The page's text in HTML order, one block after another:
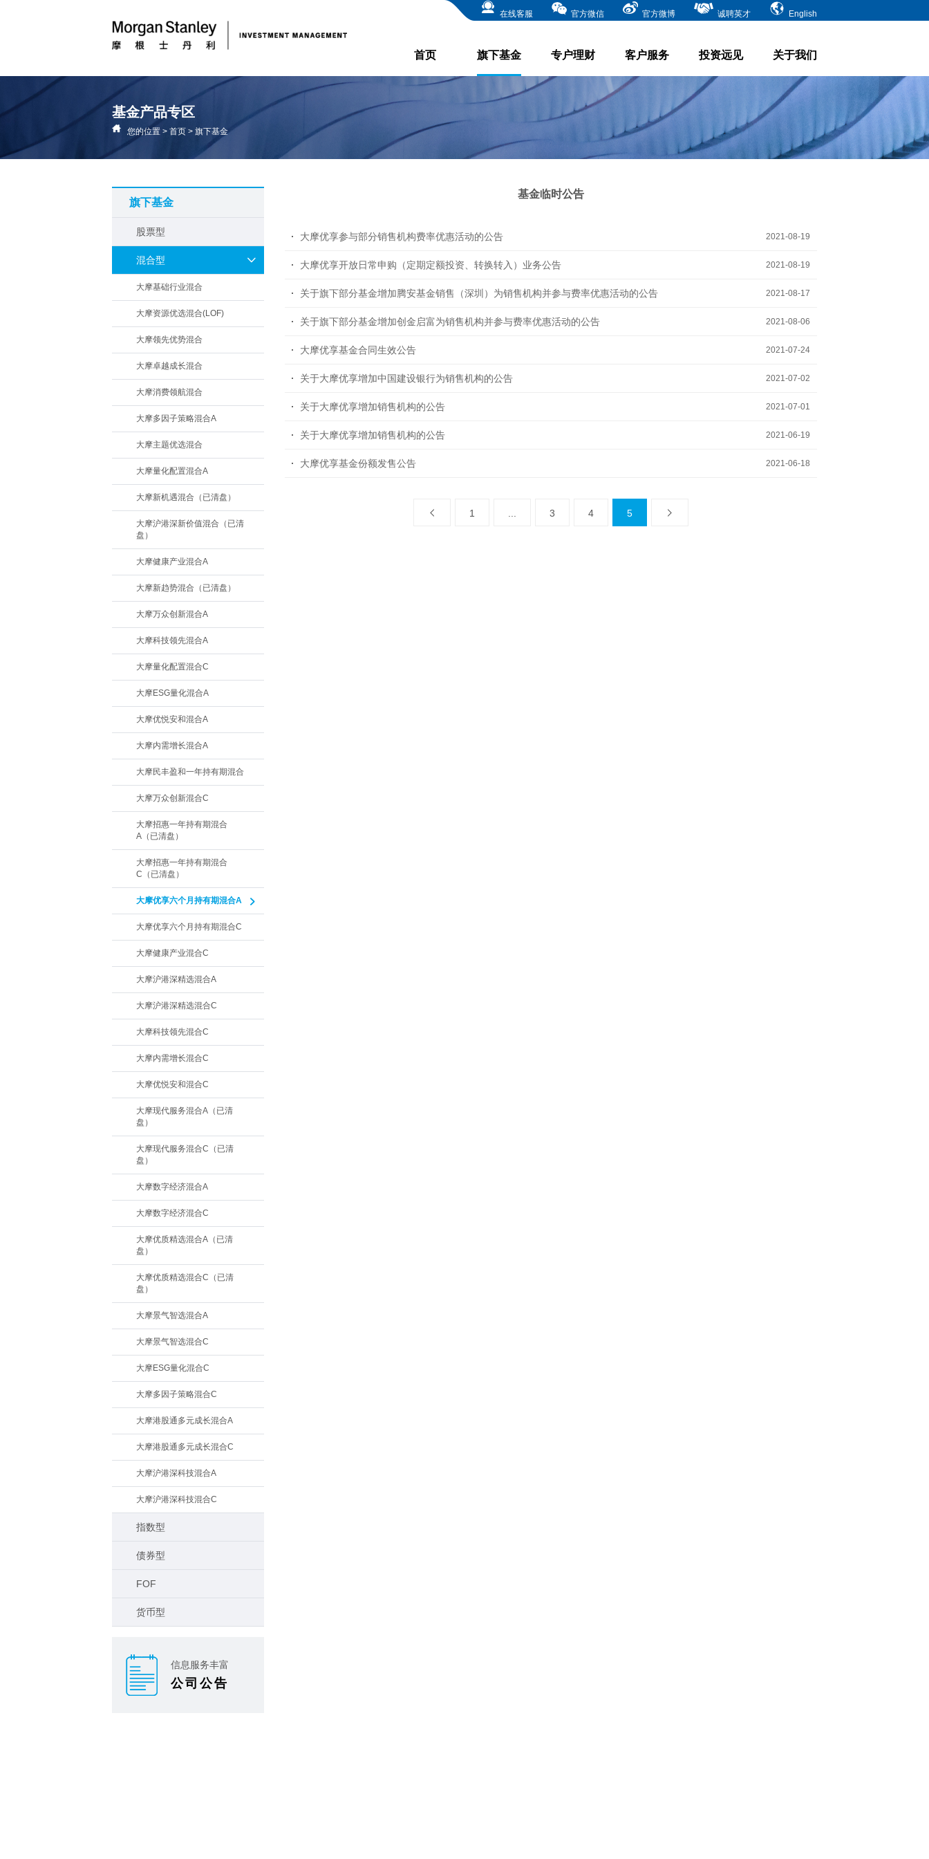
在线客服 官方微信 官方微博 诚聘英才 English
首页 旗下基金 专户理财 客户服务 投资远见 关于我们
基金产品专区
您的位置 > 首页 > 旗下基金
旗下基金
股票型
混合型
大摩基础行业混合
大摩资源优选混合(LOF)
大摩领先优势混合
大摩卓越成长混合
大摩消费领航混合
大摩多因子策略混合A
大摩主题优选混合
大摩量化配置混合A
大摩新机遇混合（已清盘）
大摩沪港深新价值混合（已清
盘）
大摩健康产业混合A
大摩新趋势混合（已清盘）
大摩万众创新混合A
大摩科技领先混合A
大摩量化配置混合C
大摩ESG量化混合A
大摩优悦安和混合A
大摩内需增长混合A
大摩民丰盈和一年持有期混合
大摩万众创新混合C
大摩招惠一年持有期混合
A（已清盘）
大摩招惠一年持有期混合
C（已清盘）
大摩优享六个月持有期混合A
大摩优享六个月持有期混合C
大摩健康产业混合C
大摩沪港深精选混合A
大摩沪港深精选混合C
大摩科技领先混合C
大摩内需增长混合C
大摩优悦安和混合C
大摩现代服务混合A（已清
盘）
大摩现代服务混合C（已清
盘）
大摩数字经济混合A
大摩数字经济混合C
大摩优质精选混合A（已清
盘）
大摩优质精选混合C（已清
盘）
大摩景气智选混合A
大摩景气智选混合C
大摩ESG量化混合C
大摩多因子策略混合C
大摩港股通多元成长混合A
大摩港股通多元成长混合C
大摩沪港深科技混合A
大摩沪港深科技混合C
指数型
债券型
FOF
货币型
信息服务丰富
公司公告
基金临时公告
大摩优享参与部分销售机构费率优惠活动的公告 2021-08-19
大摩优享开放日常申购（定期定额投资、转换转入）业务公告 2021-08-19
关于旗下部分基金增加腾安基金销售（深圳）为销售机构并参与费率优惠活动的公告 2021-08-17
关于旗下部分基金增加创金启富为销售机构并参与费率优惠活动的公告 2021-08-06
大摩优享基金合同生效公告 2021-07-24
关于大摩优享增加中国建设银行为销售机构的公告 2021-07-02
关于大摩优享增加销售机构的公告 2021-07-01
关于大摩优享增加销售机构的公告 2021-06-19
大摩优享基金份额发售公告 2021-06-18
1 3 4 5